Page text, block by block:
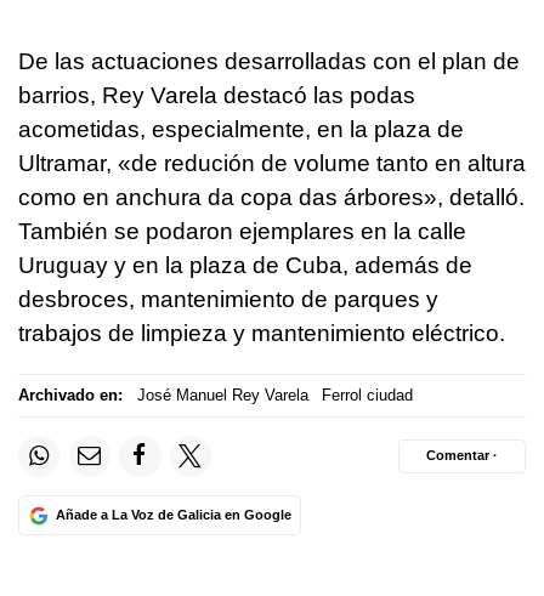
De las actuaciones desarrolladas con el plan de
barrios, Rey Varela destacó las podas
acometidas, especialmente, en la plaza de
Ultramar, «de redución de volume tanto en altura
como en anchura da copa das árbores», detalló.
También se podaron ejemplares en la calle
Uruguay y en la plaza de Cuba, además de
desbroces, mantenimiento de parques y
trabajos de limpieza y mantenimiento eléctrico.
Archivado en: José Manuel Rey Varela Ferrol ciudad
Añade a La Voz de Galicia en Google
Comentar ·